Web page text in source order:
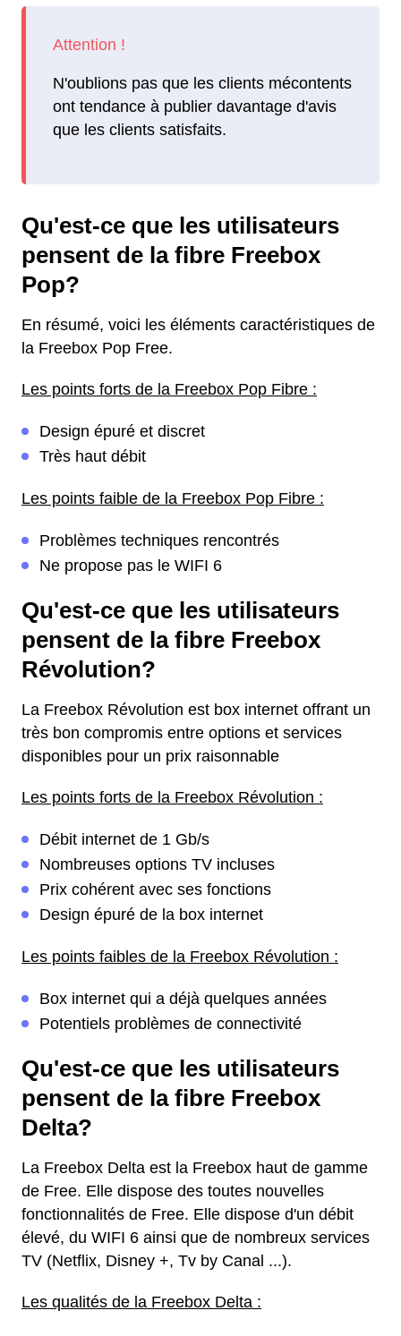
N'oublions pas que les clients mécontents
ont tendance à publier davantage d'avis
que les clients satisfaits.
Qu'est-ce que les utilisateurs
pensent de la fibre Freebox
Pop?
En résumé, voici les éléments caractéristiques de
la Freebox Pop Free.
Les points forts de la Freebox Pop Fibre :
Design épuré et discret
Très haut débit
Les points faible de la Freebox Pop Fibre :
Problèmes techniques rencontrés
Ne propose pas le WIFI 6
Qu'est-ce que les utilisateurs
pensent de la fibre Freebox
Révolution?
La Freebox Révolution est box internet offrant un
très bon compromis entre options et services
disponibles pour un prix raisonnable
Les points forts de la Freebox Révolution :
Débit internet de 1 Gb/s
Nombreuses options TV incluses
Prix cohérent avec ses fonctions
Design épuré de la box internet
Les points faibles de la Freebox Révolution :
Box internet qui a déjà quelques années
Potentiels problèmes de connectivité
Qu'est-ce que les utilisateurs
pensent de la fibre Freebox
Delta?
La Freebox Delta est la Freebox haut de gamme
de Free. Elle dispose des toutes nouvelles
fonctionnalités de Free. Elle dispose d'un débit
élevé, du WIFI 6 ainsi que de nombreux services
TV (Netflix, Disney +, Tv by Canal ...).
Les qualités de la Freebox Delta :